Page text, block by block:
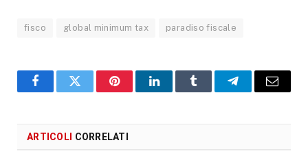
fisco global minimum tax paradiso fiscale
Facebook
X PinterestLinkedInTumblr TelegramEmail
ARTICOLI CORRELATI